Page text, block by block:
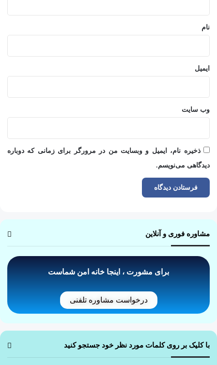
نام
ایمیل
وب‌ سایت
ذخیره نام، ایمیل و وبسایت من در مرورگر برای زمانی که دوباره
دیدگاهی می‌نویسم.
مشاوره فوری و آنلاین
برای مشورت ، اینجا خانه امن شماست
درخواست مشاوره تلفنی
با کلیک بر روی کلمات مورد نظر خود جستجو کنید